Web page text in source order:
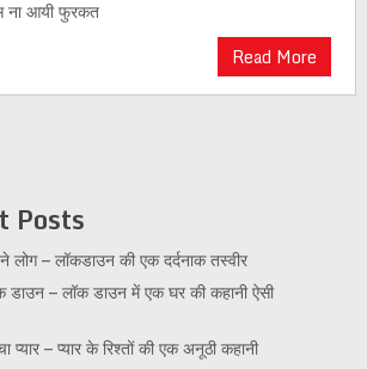
ना आयी फुरकत
Read More
Posts
लोग – लॉकडाउन की एक दर्दनाक तस्वीर
डाउन – लॉक डाउन में एक घर की कहानी ऐसी
प्यार – प्यार के रिश्तों की एक अनूठी कहानी